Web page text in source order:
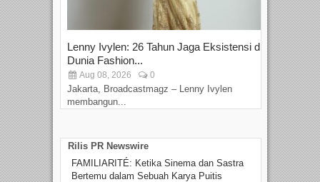
Lenny Ivylen: 26 Tahun Jaga Eksistensi di
Dunia Fashion...
Aug 08, 2026 0
Jakarta, Broadcastmagz – Lenny Ivylen
membangun...
Rilis PR Newswire
FAMILIARITÉ: Ketika Sinema dan Sastra
Bertemu dalam Sebuah Karya Puitis